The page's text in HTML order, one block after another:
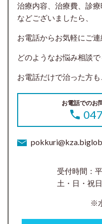
治療内容、治療費、診
などございましたら、
お電話からお気軽にご
どのようなお悩み相談で
お電話だけで治った方も
お電話でのお
受付時間：
土・日・祝
※